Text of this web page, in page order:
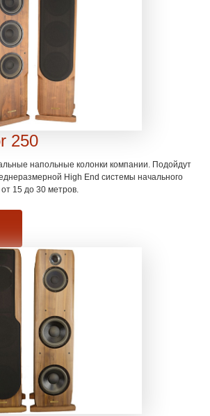
250
напольные колонки компании. Подойдут
High End системы начального
15 до 30 метров.